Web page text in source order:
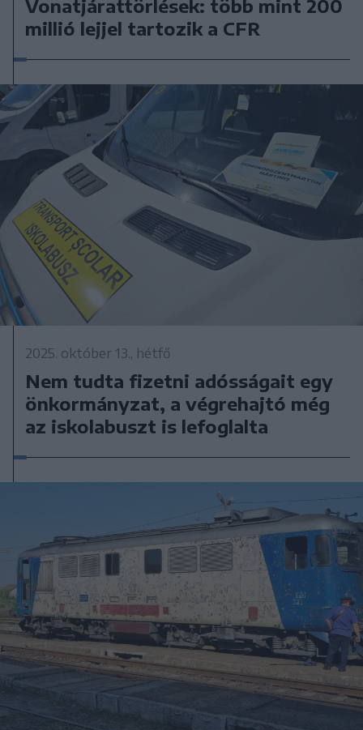
Vonatjárattörlések: több mint 200
millió lejjel tartozik a CFR
2025. október 13., hétfő
Nem tudta fizetni adósságait egy
önkormányzat, a végrehajtó még
az iskolabuszt is lefoglalta